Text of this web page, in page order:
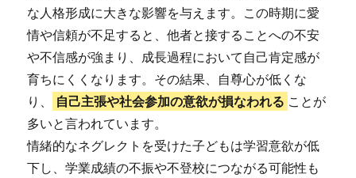
な人格形成に大きな影響を与えます。この時期に愛
情や信頼が不足すると、他者と接することへの不安
や不信感が強まり、成長過程において自己肯定感が
育ちにくくなります。その結果、自尊心が低くな
り、
自己主張や社会参加の意欲が損なわれる ことが
多いと言われています。
情緒的なネグレクトを受けた子どもは学習意欲が低
下し、学業成績の不振や不登校につながる可能性も